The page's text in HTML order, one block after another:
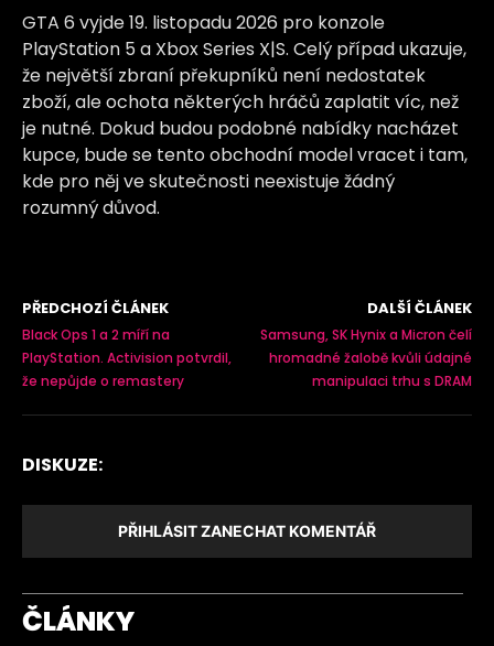
GTA 6 vyjde 19. listopadu 2026 pro konzole
PlayStation 5 a Xbox Series X|S. Celý případ ukazuje,
že největší zbraní překupníků není nedostatek
zboží, ale ochota některých hráčů zaplatit víc, než
je nutné. Dokud budou podobné nabídky nacházet
kupce, bude se tento obchodní model vracet i tam,
kde pro něj ve skutečnosti neexistuje žádný
rozumný důvod.
PŘEDCHOZÍ ČLÁNEK
Black Ops 1 a 2 míří na
PlayStation. Activision potvrdil,
že nepůjde o remastery
DALŠÍ ČLÁNEK
Samsung, SK Hynix a Micron čelí
hromadné žalobě kvůli údajné
manipulaci trhu s DRAM
DISKUZE:
PŘIHLÁSIT ZANECHAT KOMENTÁŘ
ČLÁNKY